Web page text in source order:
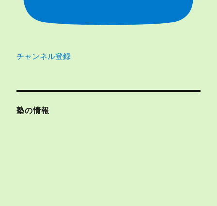
チャンネル登録
塾の情報